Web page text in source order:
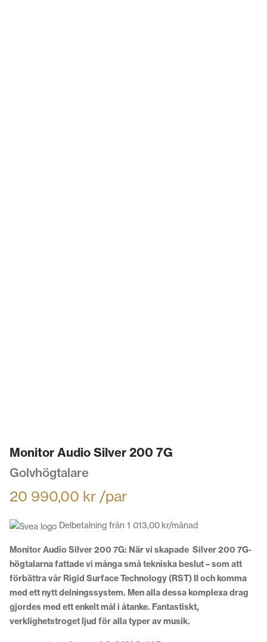
Monitor Audio Silver 200 7G
Golvhögtalare
20 990,00 kr /par
Delbetalning från 1 013,00 kr/månad
Monitor Audio Silver 200 7G: När vi skapade Silver 200 7G-
högtalarna fattade vi många små tekniska beslut – som att
förbättra vår Rigid Surface Technology (RST) II och komma
med ett nytt delningssystem. Men alla dessa komplexa drag
gjordes med ett enkelt mål i åtanke. Fantastiskt,
verklighetstroget ljud för alla typer av musik.